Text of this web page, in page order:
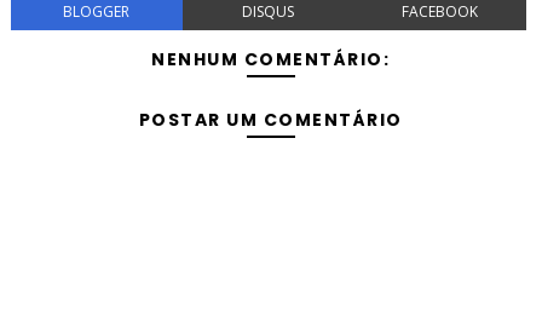
BLOGGER DISQUS FACEBOOK
NENHUM COMENTÁRIO:
POSTAR UM COMENTÁRIO